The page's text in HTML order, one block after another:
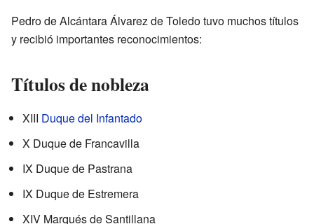
Pedro de Alcántara Álvarez de Toledo tuvo muchos títulos
y recibió importantes reconocimientos:
Títulos de nobleza
XIII Duque del Infantado
X Duque de Francavilla
IX Duque de Pastrana
IX Duque de Estremera
XIV Marqués de Santillana